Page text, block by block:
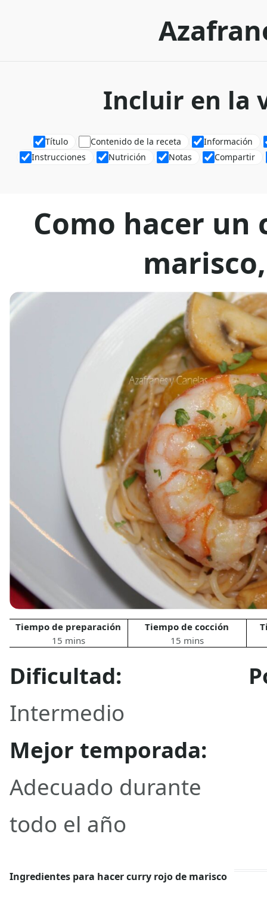
Incluir en la
Título Contenido de la receta
Información
Instrucciones
Nutrición Notas Compartir
Como hacer
Tiempo de preparación
15 mins
Tiempo de cocción
15 mins
Dificultad:
Intermedio
Mejor temporada:
Adecuado durante
todo el año
Ingredientes para hacer curry rojo de marisco